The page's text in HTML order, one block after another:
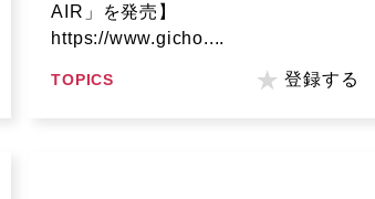
AIR」を発売】
https://www.gicho....
TOPICS 登録する